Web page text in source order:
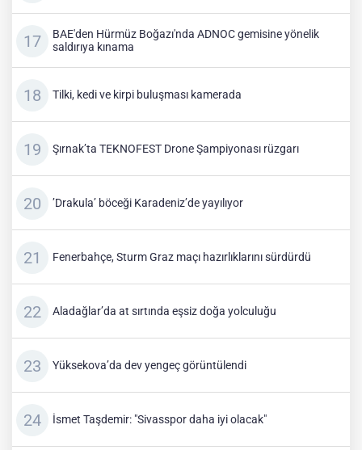
BAE'den Hürmüz Boğazı'nda ADNOC gemisine yönelik
saldırıya kınama
Tilki, kedi ve kirpi buluşması kamerada
Şırnak’ta TEKNOFEST Drone Şampiyonası rüzgarı
’Drakula’ böceği Karadeniz’de yayılıyor
Fenerbahçe, Sturm Graz maçı hazırlıklarını sürdürdü
Aladağlar’da at sırtında eşsiz doğa yolculuğu
Yüksekova’da dev yengeç görüntülendi
İsmet Taşdemir: "Sivasspor daha iyi olacak"